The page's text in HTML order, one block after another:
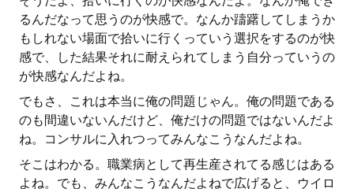
るんだなって思うのが快感で。なんか躊躇してしまうか
もしれない場面で拾いに行くっていう選択をするのが快
感で、した結果それに耐えられてしまう自分っていうの
が快感なんだよね。
でもさ、これは本当に俺の問題じゃん。俺の問題である
のも間違いないんだけど、俺だけの問題ではないんだよ
ね。コンサルに入れつってみんなこうなんだよね。
そこはわかる。職業病として再生産されてる感じはある
よね。でも、みんなこうなんだよねで広げると、ウイロ